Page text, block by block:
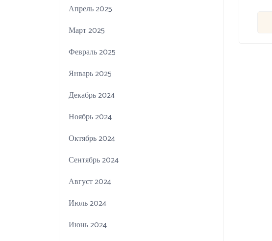
Апрель 2025
Март 2025
Февраль 2025
Январь 2025
Декабрь 2024
Ноябрь 2024
Октябрь 2024
Сентябрь 2024
Август 2024
Июль 2024
Июнь 2024